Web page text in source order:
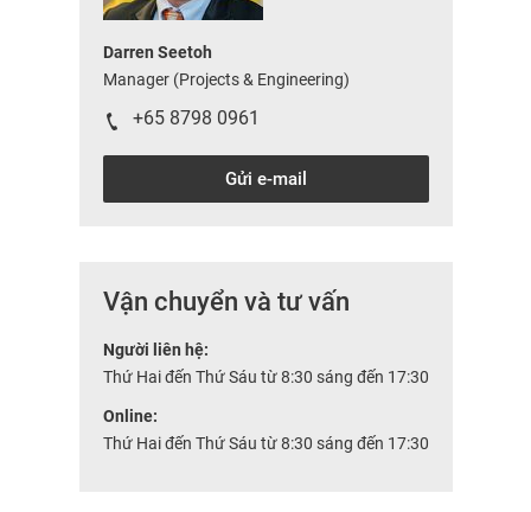
Darren Seetoh
Manager (Projects & Engineering)
+65 8798 0961
Gửi e-mail
Vận chuyển và tư vấn
Người liên hệ:
Thứ Hai đến Thứ Sáu từ 8:30 sáng đến 17:30
Online:
Thứ Hai đến Thứ Sáu từ 8:30 sáng đến 17:30